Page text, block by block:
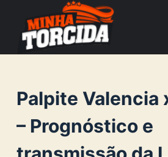
n
Palpite Valencia
– Prognóstico e